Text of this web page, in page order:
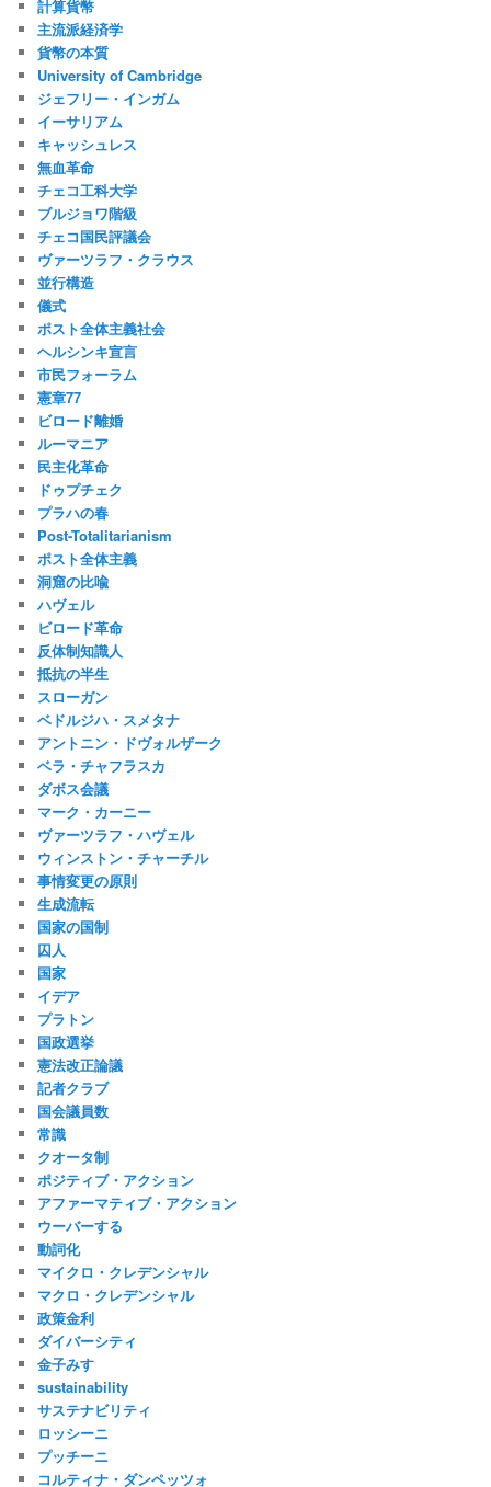
計算貨幣
主流派経済学
貨幣の本質
University of Cambridge
ジェフリー・インガム
イーサリアム
キャッシュレス
無血革命
チェコ工科大学
ブルジョワ階級
チェコ国民評議会
ヴァーツラフ・クラウス
並行構造
儀式
ポスト全体主義社会
ヘルシンキ宣言
市民フォーラム
憲章77
ビロード離婚
ルーマニア
民主化革命
ドゥプチェク
プラハの春
Post-Totalitarianism
ポスト全体主義
洞窟の比喩
ハヴェル
ビロード革命
反体制知識人
抵抗の半生
スローガン
ベドルジハ・スメタナ
アントニン・ドヴォルザーク
ベラ・チャフラスカ
ダボス会議
マーク・カーニー
ヴァーツラフ・ハヴェル
ウィンストン・チャーチル
事情変更の原則
生成流転
国家の国制
囚人
国家
イデア
プラトン
国政選挙
憲法改正論議
記者クラブ
国会議員数
常識
クオータ制
ポジティブ・アクション
アファーマティブ・アクション
ウーバーする
動詞化
マイクロ・クレデンシャル
マクロ・クレデンシャル
政策金利
ダイバーシティ
金子みすゞ
sustainability
サステナビリティ
ロッシーニ
プッチーニ
コルティナ・ダンペッツォ